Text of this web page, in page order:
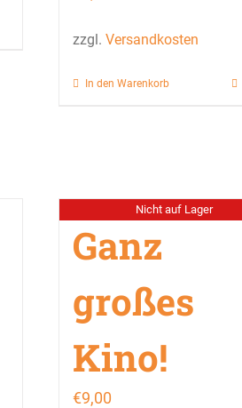
zzgl. Versandkosten
In den Warenkorb
Nicht auf Lager
Ganz
großes
Kino!
€9,00